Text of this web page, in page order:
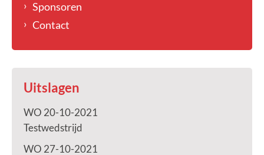
Sponsoren
Contact
Uitslagen
WO 20-10-2021
Testwedstrijd
WO 27-10-2021